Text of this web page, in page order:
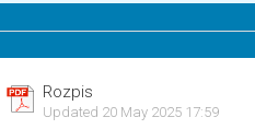
Rozpis
Updated 20 May 2025 17:59